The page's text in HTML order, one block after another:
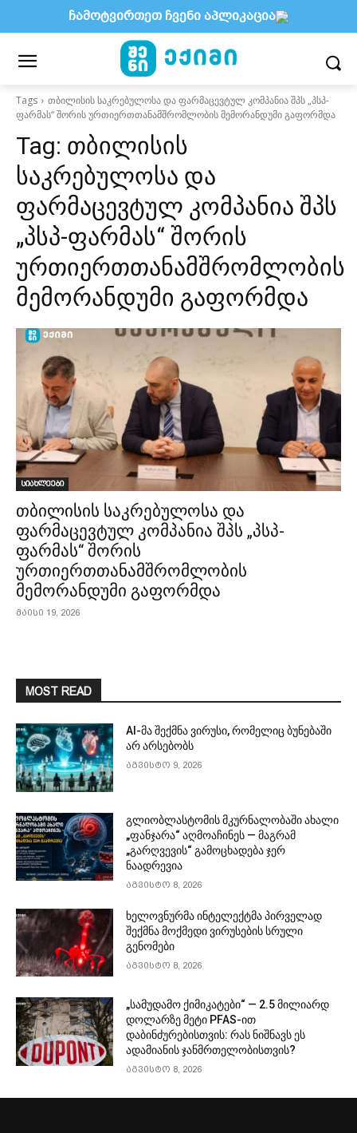
Tags
თბილისის საკრებულოსა და ფარმაცევტულ კომპანია შპს „პსპ-
ფარმას“ შორის ურთიერთთანამშრომლობის მემორანდუმი გაფორმდა
Tag: თბილისის
საკრებულოსა და
ფარმაცევტულ კომპანია შპს
„პსპ-ფარმას“ შორის
ურთიერთთანამშრომლობის
მემორანდუმი გაფორმდა
სიახლეები
თბილისის საკრებულოსა და
ფარმაცევტულ კომპანია შპს „პსპ-
ფარმას“ შორის
ურთიერთთანამშრომლობის
მემორანდუმი გაფორმდა
მაისი 19, 2026
MOST READ
AI-მა შექმნა ვირუსი, რომელიც ბუნებაში
არ არსებობს
აგვისტო 9, 2026
გლიობლასტომის მკურნალობაში ახალი
„ფანჯარა“ აღმოაჩინეს — მაგრამ
„გარღვევის“ გამოცხადება ჯერ
ნაადრევია
აგვისტო 8, 2026
ხელოვნურმა ინტელექტმა პირველად
შექმნა მოქმედი ვირუსების სრული
გენომები
აგვისტო 8, 2026
„სამუდამო ქიმიკატები“ — 2.5 მილიარდ
დოლარზე მეტი PFAS-ით
დაბინძურებისთვის: რას ნიშნავს ეს
ადამიანის ჯანმრთელობისთვის?
აგვისტო 8, 2026
ჩამოტვირთეთ ჩვენი აპლიკაცია